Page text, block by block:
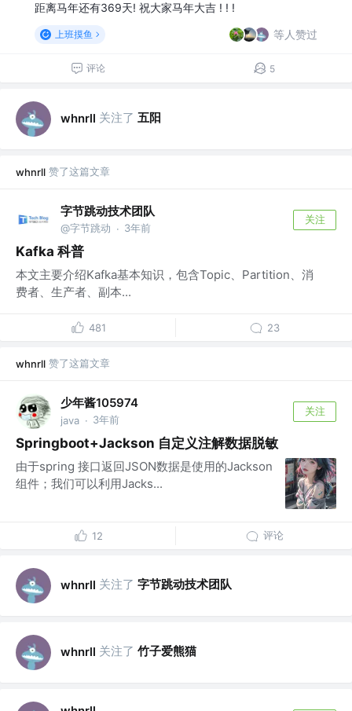
距离马年还有369天! 祝大家马年大吉 ! ! !
上班摸鱼 等人赞过
评论 5
whnrll 关注了 五阳
whnrll 赞了这篇文章
字节跳动技术团队
@字节跳动 · 3年前
关注
Kafka 科普
本文主要介绍Kafka基本知识，包含Topic、Partition、消
费者、生产者、副本...
481 23
whnrll 赞了这篇文章
少年酱105974
java · 3年前
关注
Springboot+Jackson 自定义注解数据脱敏
由于spring 接口返回JSON数据是使用的Jackson
组件；我们可以利用Jacks...
12 评论
whnrll 关注了 字节跳动技术团队
whnrll 关注了 竹子爱熊猫